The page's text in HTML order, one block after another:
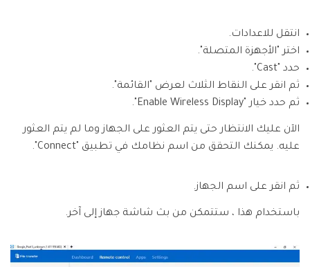
انتقل للاعدادات.
اختر "الأجهزة المتصلة".
حدد "Cast".
ثم انقر على النقاط الثلاث لعرض "القائمة".
ثم حدد خيار "Enable Wireless Display".
الآن عليك الانتظار حتى يتم العثور على الجهاز وما لم يتم العثور
عليه. يمكنك التحقق من اسم نظامك في تطبيق "Connect".
ثم انقر على اسم الجهاز.
باستخدام هذا ، ستتمكن من بث شاشة جهاز إلى آخر.